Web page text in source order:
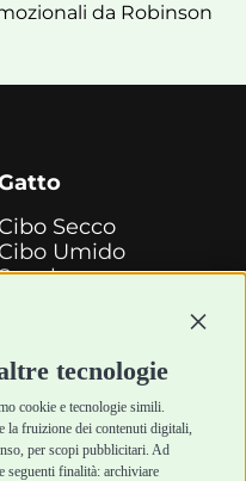
tecnologie
cookie e tecnologie simili.
la fruizione dei contenuti digitali,
per scopi pubblicitari. Ad
seguenti finalità: archiviare
da Robinson
Cibo Secco
Cibo Umido
e
e Pulizia
Quality